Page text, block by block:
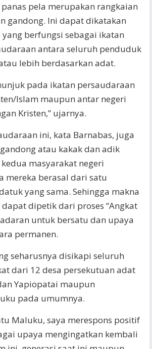
pela merupakan rangkaian
gandong. Ini dapat dikatakan
berfungsi sebagai ikatan
antara seluruh penduduk
lebih berdasarkan adat.
pada ikatan persaudaraan
Islam maupun antar negeri
Kristen,” ujarnya.
ini, kata Barnabas, juga
atau kakak dan adik
masyarakat negeri
mereka berasal dari satu
yang sama. Sehingga makna
dipetik dari proses “Angkat
untuk bersatu dan upaya
permanen.
seharusnya disikapi seluruh
dari 12 desa persekutuan adat
Yapiopatai maupun
pada umumnya.
Maluku, saya merespons positif
upaya mengingatkan kembali